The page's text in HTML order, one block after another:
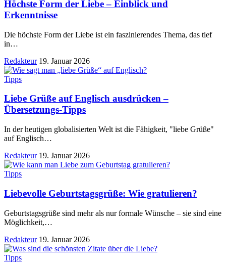
Höchste Form der Liebe – Einblick und
Erkenntnisse
Die höchste Form der Liebe ist ein faszinierendes Thema, das tief
in…
Redakteur 19. Januar 2026
Tipps
Liebe Grüße auf Englisch ausdrücken –
Übersetzungs-Tipps
In der heutigen globalisierten Welt ist die Fähigkeit, "liebe Grüße"
auf Englisch…
Redakteur 19. Januar 2026
Tipps
Liebevolle Geburtstagsgrüße: Wie gratulieren?
Geburtstagsgrüße sind mehr als nur formale Wünsche – sie sind eine
Möglichkeit,…
Redakteur 19. Januar 2026
Tipps